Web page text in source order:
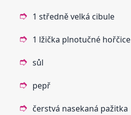
1 středně velká cibule
1 lžička plnotučné hořčice
sůl
pepř
čerstvá nasekaná pažitka